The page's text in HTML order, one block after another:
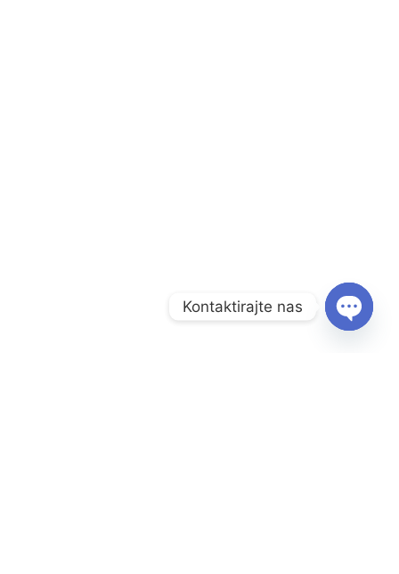
Kontaktirajte nas